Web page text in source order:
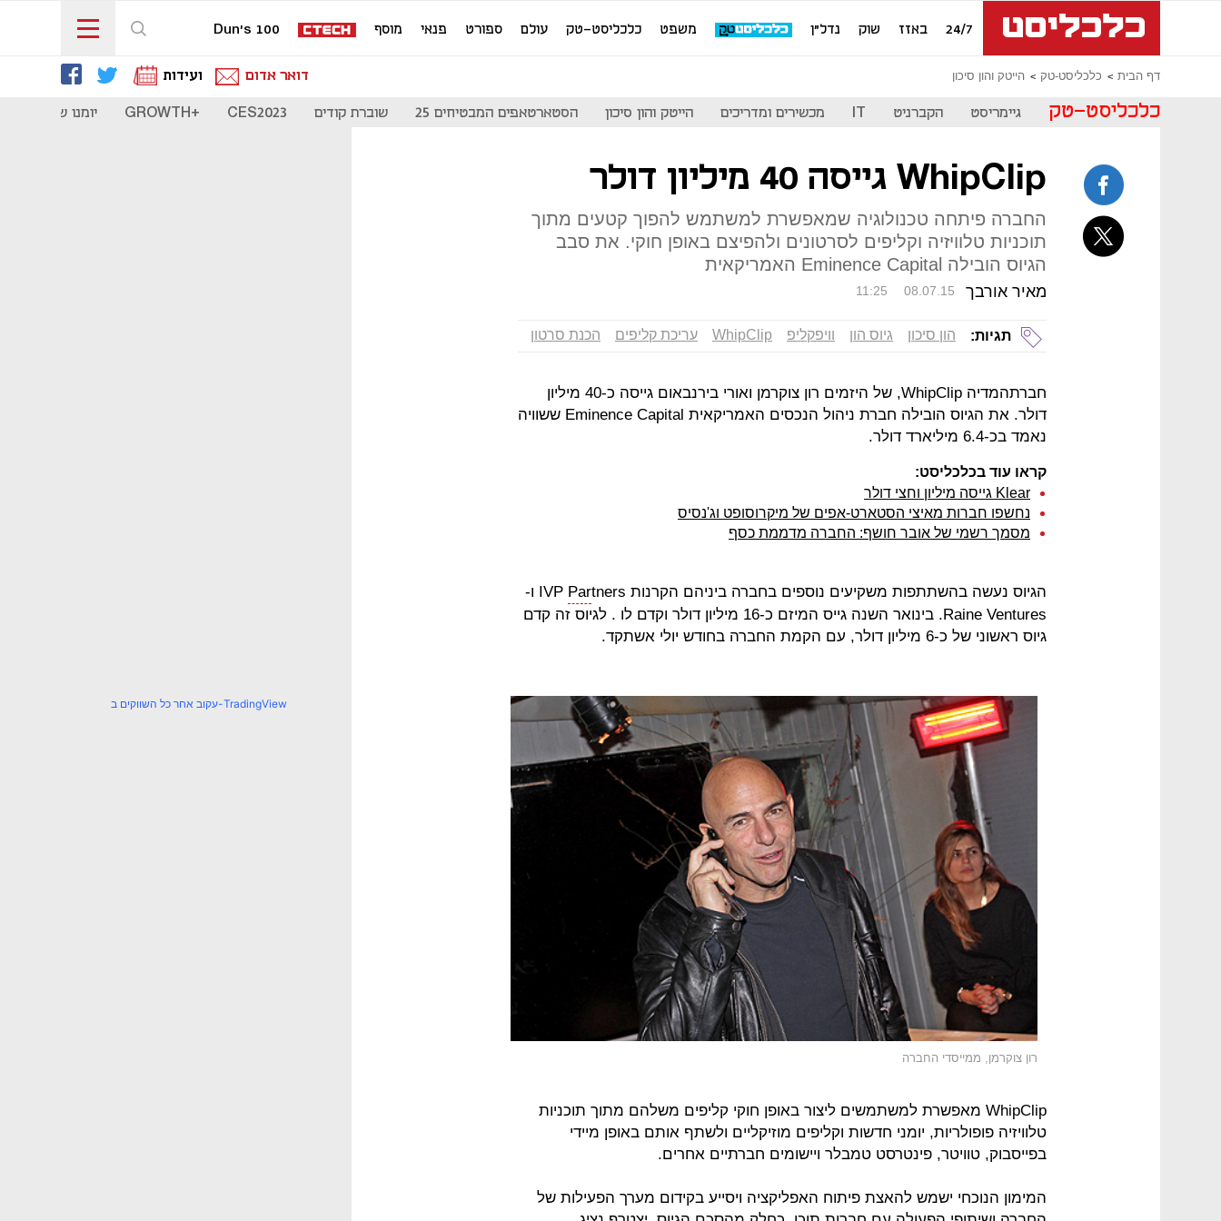
24/7 באזז שוק נדל"ן משפט כלכליסט-טק עולם ספורט פנאי מוסף Dun's 100
דף הבית כלכליסט-טק הייטק והון סיכון דואר אדום ועידות
כלכליסט-טק גיימריסט הקברניט IT מכשירים ומדריכים הייטק והון סיכון הסטארטאפים המבטיחים 25 שוברת קודים CES2023
+GROWTH יומנו של
WhipClip גייסה 40 מיליון דולר
החברה פיתחה טכנולוגיה שמאפשרת למשתמש להפוך קטעים מתוך
תוכניות טלוויזיה וקליפים לסרטונים ולהפיצם באופן חוקי. את סבב
הגיוס הובילה Eminence Capital האמריקאית
מאיר אורבך 11:25 08.07.15
תגיות: הון סיכון גיוס הון וויפקליפ WhipClip עריכת קליפים הכנת סרטון
חברת
המדיה WhipClip, של היזמים רון צוקרמן ואורי בירנבאום גייסה כ-40 מיליון
דולר. את הגיוס הובילה חברת ניהול הנכסים האמריקאית Eminence Capital ששוויה
נאמד בכ-6.4 מיליארד דולר.
קראו עוד בכלכליסט:
Klear גייסה מיליון וחצי דולר
נחשפו חברות מאיצי הסטארט-אפים של מיקרוסופט וג'נסיס
מסמך רשמי של אובר חושף: החברה מדממת כסף
הגיוס נעשה בהשתתפות משקיעים נוספים בחברה ביניהם הקרנות IVP Par
tners ו-
Raine Ventures. בינואר השנה גייס המיזם כ-16 מיליון דולר וקדם לו . לגיוס זה קדם
גיוס ראשוני של כ-6 מיליון דולר, עם הקמת החברה בחודש יולי אשתקד.
רון צוקרמן, ממייסדי החברה
WhipClip מאפשרת למשתמשים ליצור באופן חוקי קליפים משלהם מתוך תוכניות
טלוויזיה פופולריות, יומני חדשות וקליפים מוזיקליים ולשתף אותם באופן מיידי
בפייסבוק, טוויטר, פינטרסט טמבלר ויישומים חברתיים אחרים.
המימון הנוכחי ישמש להאצת פיתוח האפליקציה ויסייע בקידום מערך הפעילות של
עקוב אחר כל השווקים ב-TradingView